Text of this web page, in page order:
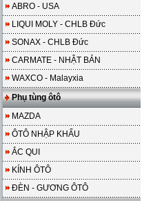
ABRO - USA
LIQUI MOLY - CHLB Đức
SONAX - CHLB Đức
CARMATE - NHẬT BẢN
WAXCO - Malayxia
Phụ tùng ôtô
MAZDA
ÔTÔ NHẬP KHẨU
ẮC QUI
KÍNH ÔTÔ
ĐÈN - GƯƠNG ÔTÔ